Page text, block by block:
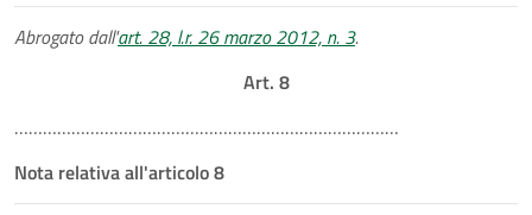
Abrogato dall'art. 28, l.r. 26 marzo 2012, n. 3.
Art. 8
………………………………………………………………………
Nota relativa all'articolo 8